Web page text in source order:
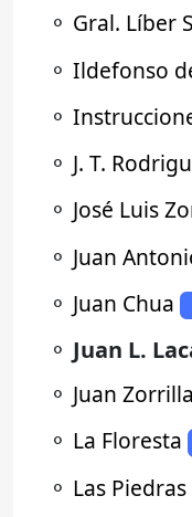
⚬ Gral. Líber
⚬ Ildefonso
⚬
⚬ J. T.
⚬ José Luis
⚬ Juan
⚬ Juan Chua
⚬ Juan L.
⚬ Juan
⚬ La Floresta
⚬ Las Piedras